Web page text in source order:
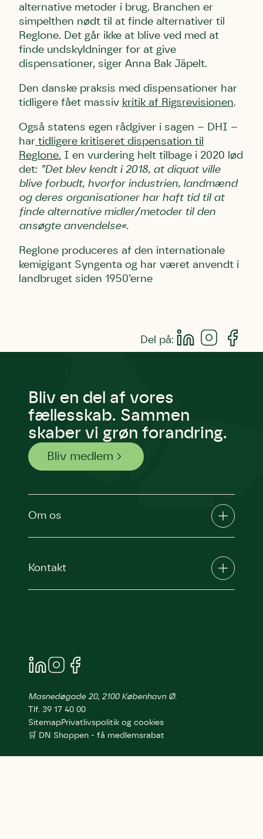
alternative metoder i brug. Branchen er
simpelthen nødt til at finde alternativer til
Reglone. Det går ikke at blive ved med at
finde undskyldninger for at give
dispensationer, siger Anna Bak Jäpelt.
Den danske praksis med dispensationer har
tidligere fået massiv kritik af Rigsrevisionen.
Også statens egen rådgiver i sagen – DHI –
har tidligere kritiseret dispensation til
Reglone. I en vurdering helt tilbage i 2020 lød
det: ”Det blev kendt i 2018, at diquat ville
blive forbudt, hvorfor industrien, landmænd
og deres organisationer har haft tid til at
finde alternative midler/metoder til den
ansøgte anvendelse«.
Reglone produceres af den internationale
kemigigant Syngenta og har været anvendt i
landbruget siden 1950’erne
Del på:
Bliv en del af vores
fællesskab. Sammen
skaber vi grøn forandring.
Bliv medlem
Om os
Kontakt
Masnedøgade 20, 2100 København Ø.
Tlf. 39 17 40 00
SitemapPrivatlivspolitik og cookies
🛒 DN Shoppen - få medlemsrabat